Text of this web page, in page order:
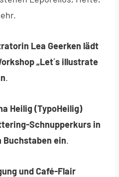
Lea Geerken lädt
„Let´s illustrate
.
Heilig (TypoHeilig)
Schnupperkurs in
Buchstaben ein.
und Café-Flair